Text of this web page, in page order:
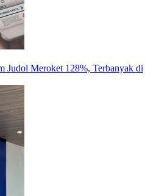
Judol Meroket 128%, Terbanyak di